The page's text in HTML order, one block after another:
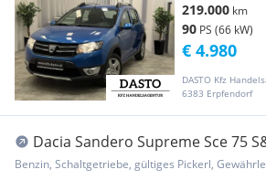
219.000 km
90 PS (66 kW)
DASTO Kfz
6383 Erpfendorf
€ 4.980
Dacia Sandero Supreme Sce 75
Benzin, Schaltgetriebe, gültiges Pickerl,